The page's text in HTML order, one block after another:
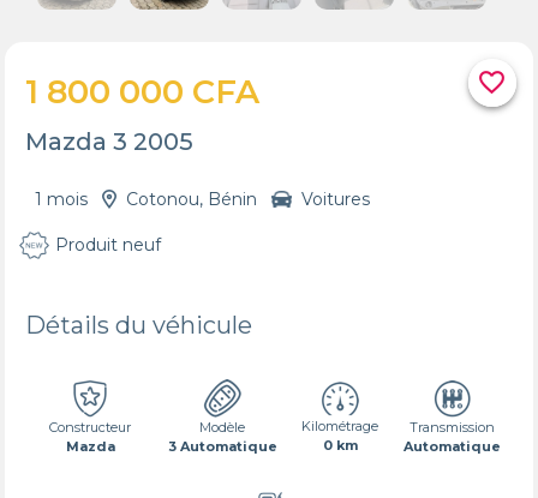
favorite_border
1 800 000 CFA
Mazda 3 2005
1 mois Cotonou, Bénin Voitures
Produit neuf
Détails du véhicule
Constructeur
Mazda
Modèle
3 Automatique
Kilométrage
0 km
Transmission
Automatique